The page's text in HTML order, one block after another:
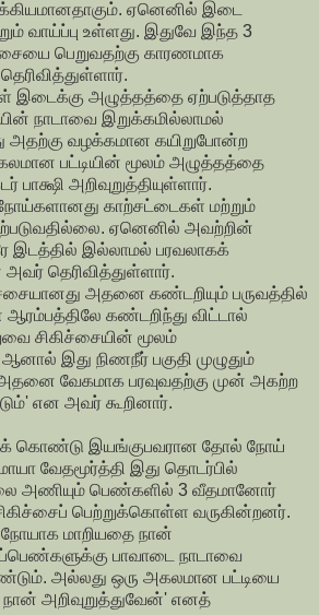
ஏனெனில் இடை
வாய்ப்பு உள்ளது. இதுவே இந்த 3
பெறுவதற்கு காரணமாக
இடைக்கு அழுத்தத்தை ஏற்படுத்தாத
நாடாவை இறுக்கமில்லாமல்
அதற்கு வழக்கமான கயிறுபோன்ற
பட்டியின் மூலம் அழுத்தத்தை
அறிவுறுத்தியுள்ளார்.
காற்சட்டைகள் மற்றும்
ஏனெனில் அவற்றின்
இடத்தில் இல்லாமல் பரவலாகக்
தெரிவித்துள்ளார்.
அதனை கண்டறியும் பருவத்தில்
கண்டறிந்து விட்டால்
சிகிச்சையின் மூலம்
இது நிணநீர் பகுதி முழுதும்
அதனை வேகமாக பரவுவதற்கு முன் அகற்ற
என அவர் கூறினார்.
கொண்டு இயங்குபவரான தோல் நோய்
வேதமூர்த்தி இது தொடர்பில்
அணியும் பெண்களில் 3 வீதமானோர்
பெற்றுக்கொள்ள வருகின்றனர்.
மாறியதை நான்
பாவாடை நாடாவை
அல்லது ஒரு அகலமான பட்டியை
அறிவுறுத்துவேன்' எனத்